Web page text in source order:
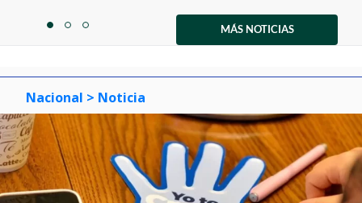
itemitemitem
MÁS NOTICIAS
Nacional > Noticia